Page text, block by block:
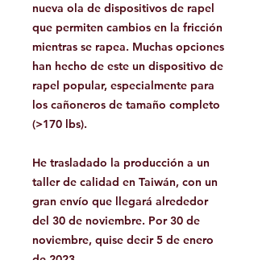
nueva ola de dispositivos de rapel
que permiten cambios en la fricción
mientras se rapea. Muchas opciones
han hecho de este un dispositivo de
rapel popular, especialmente para
los cañoneros de tamaño completo
(>170 lbs).
He trasladado la producción a un
taller de calidad en Taiwán, con un
gran envío que llegará alrededor
del 30 de noviembre. Por 30 de
noviembre, quise decir 5 de enero
de 2023.